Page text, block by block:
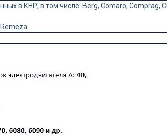
в КНР, в том числе: Berg, Comaro, Comprag,